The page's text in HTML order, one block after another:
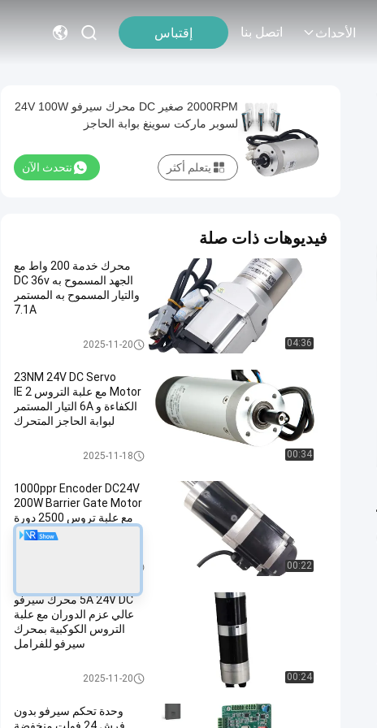
الأحداث اتصل بنا إقتباس
2000RPM صغير DC محرك سيرفو 24V 100W
لسوبر ماركت سوينغ بوابة الحاجز
نتحدث الآن يتعلم أكثر
فيديوهات ذات صلة
04:36
محرك خدمة 200 واط مع
الجهد المسموح به DC 36v
والتيار المسموح به المستمر
7.1A
2025-11-20
00:34
23NM 24V DC Servo
Motor مع علبة التروس IE 2
الكفاءة و 6A التيار المستمر
لبوابة الحاجز المتحرك
2025-11-18
00:22
1000ppr Encoder DC24V
200W Barrier Gate Motor
مع علبة تروس 2500 دورة
في الدقيقة
00:24
5A 24V DC محرك سيرفو
عالي عزم الدوران مع علبة
التروس الكوكبية بمحرك
سيرفو للفرامل
محرك سيرفو DC صغير2025-11-20
وحدة تحكم سيرفو بدون